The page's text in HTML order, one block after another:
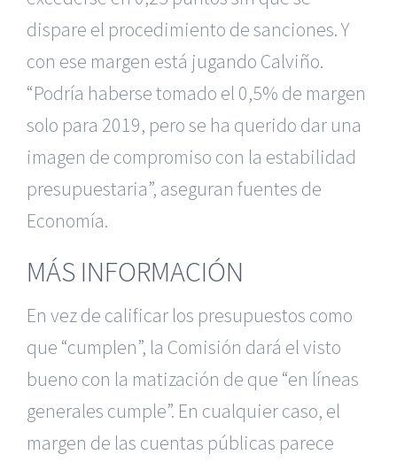
dispare el procedimiento de sanciones. Y
con ese margen está jugando Calviño.
“Podría haberse tomado el 0,5% de margen
solo para 2019, pero se ha querido dar una
imagen de compromiso con la estabilidad
presupuestaria”, aseguran fuentes de
Economía.
MÁS INFORMACIÓN
En vez de calificar los presupuestos como
que “cumplen”, la Comisión dará el visto
bueno con la matización de que “en líneas
generales cumple”. En cualquier caso, el
margen de las cuentas públicas parece